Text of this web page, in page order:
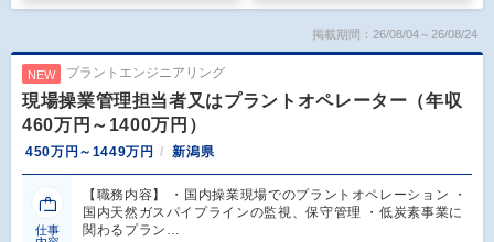
掲載期間：26/08/04～26/08/24
NEW プラントエンジニアリング
現場操業管理担当者又はプラントオペレーター（年収
460万円～1400万円）
450万円～1449万円 新潟県
仕事
【職務内容】 ・国内操業現場でのプラントオペレーション ・
国内天然ガスパイプラインの監視、保守管理 ・低炭素事業に
関わるプラン…